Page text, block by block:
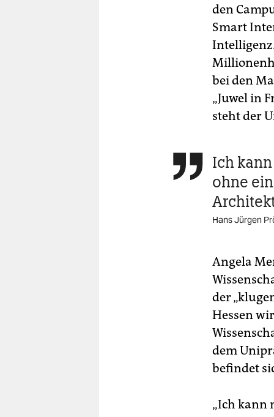
den
Smart
bei den
„Juwel in
steht der
 Ich
ohne
Hans Jürgen
Angela
der
Hessen
dem
befindet
„Ich kann